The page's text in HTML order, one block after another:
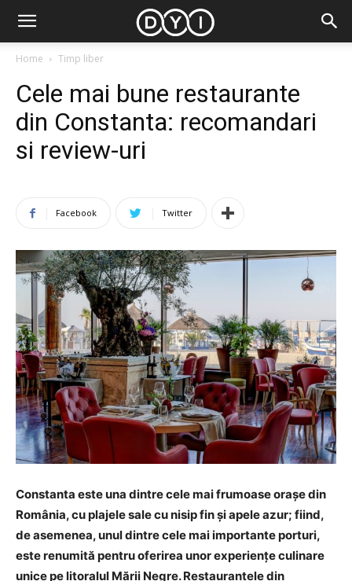
Home Timp liber
Cele mai bune restaurante
din Constanta: recomandari
si review-uri
Facebook Twitter
Constanta este una dintre cele mai frumoase orașe din
România, cu plajele sale cu nisip fin și apele azur; fiind,
de asemenea, unul dintre cele mai importante porturi,
este renumită pentru oferirea unor experiențe culinare
unice pe litoralul Mării Negre. Restaurantele din